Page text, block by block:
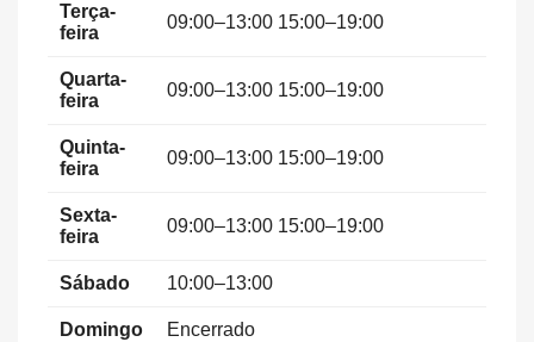
Terça-
feira
09:00–13:00 15:00–19:00
Quarta-
feira
09:00–13:00 15:00–19:00
Quinta-
feira
09:00–13:00 15:00–19:00
Sexta-
feira
09:00–13:00 15:00–19:00
Sábado 10:00–13:00
Domingo Encerrado